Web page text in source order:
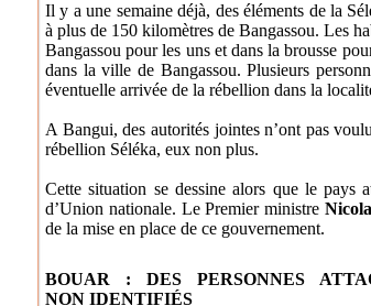
Il y a une semaine déjà, des éléments de la
à plus de 150 kilomètres de Bangassou. Les
Bangassou pour les uns et dans la brousse
dans la ville de Bangassou. Plusieurs
éventuelle arrivée de la rébellion dans la
A Bangui, des autorités jointes n’ont pas
rébellion Séléka, eux non plus.
Cette situation se dessine alors que le pays
d’Union nationale. Le Premier ministre
de la mise en place de ce gouvernement.
BOUAR : DES PERSONNES
NON IDENTIFIÉS